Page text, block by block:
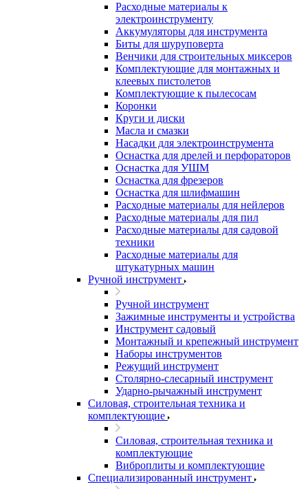
Расходные материалы к
электроинструменту
Аккумуляторы для инструмента
Биты для шуруповерта
Венчики для строительных миксеров
Комплектующие для монтажных и
клеевых пистолетов
Комплектующие к пылесосам
Коронки
Круги и диски
Масла и смазки
Насадки для электроинструмента
Оснастка для дрелей и перфораторов
Оснастка для УШМ
Оснастка для фрезеров
Оснастка для шлифмашин
Расходные материалы для нейлеров
Расходные материалы для пил
Расходные материалы для садовой
техники
Расходные материалы для
штукатурных машин
Ручной инструмент
Ручной инструмент
Зажимные инструменты и устройства
Инструмент садовый
Монтажный и крепежный инструмент
Наборы инструментов
Режущий инструмент
Столярно-слесарный инструмент
Ударно-рычажный инструмент
Силовая, строительная техника и
комплектующие
Силовая, строительная техника и
комплектующие
Виброплиты и комплектующие
Специализированный инструмент